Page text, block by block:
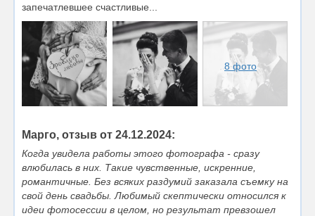
запечатлевшее счастливые...
8 фото
Марго, отзыв от 24.12.2024:
Когда увидела работы этого фотографа - сразу
влюбилась в них. Такие чувственные, искренние,
романтичные. Без всяких раздумий заказала съемку на
свой день свадьбы. Любимый скептически относился к
идеи фотосессии в целом, но результат превзошел